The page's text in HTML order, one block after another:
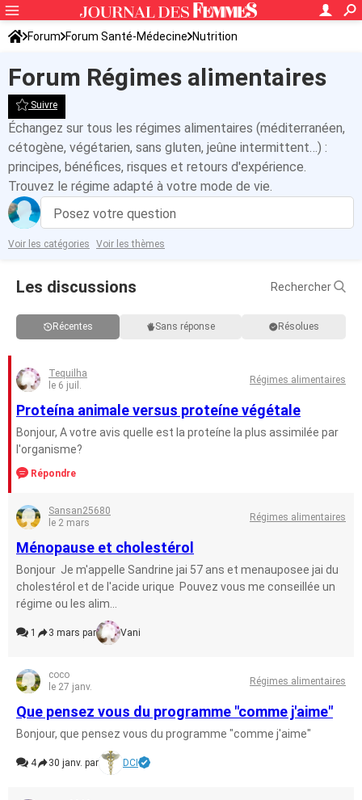
Forum Forum Santé-Médecine Nutrition
Régimes alimentaires
Forum Régimes alimentaires
Suivre
Échangez sur tous les régimes alimentaires (méditerranéen,
cétogène, végétarien, sans gluten, jeûne intermittent…) :
principes, bénéfices, risques et retours d'expérience.
Trouvez le régime adapté à votre mode de vie.
Posez votre question
Voir les catégories Voir les thèmes
Les discussions Rechercher
Récentes Sans réponse Résolues
Tequilha
le 6 juil.
Régimes alimentaires
Proteína animale versus proteíne végétale
Bonjour, A votre avis quelle est la proteíne la plus assimilée par
l'organisme?
Répondre
Sansan25680
le 2 mars
Régimes alimentaires
Ménopause et cholestérol
Bonjour Je m'appelle Sandrine jai 57 ans et menauposee jai du
cholestérol et de l'acide urique Pouvez vous me conseillée un
régime ou les alim...
1 3 mars par Vani
coco
le 27 janv.
Régimes alimentaires
Que pensez vous du programme "comme j'aime"
Bonjour, que pensez vous du programme "comme j'aime"
4 30 janv. par DCI